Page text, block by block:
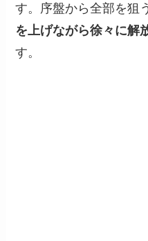
す。序盤から全部を狙
を上げながら徐々に解
す。